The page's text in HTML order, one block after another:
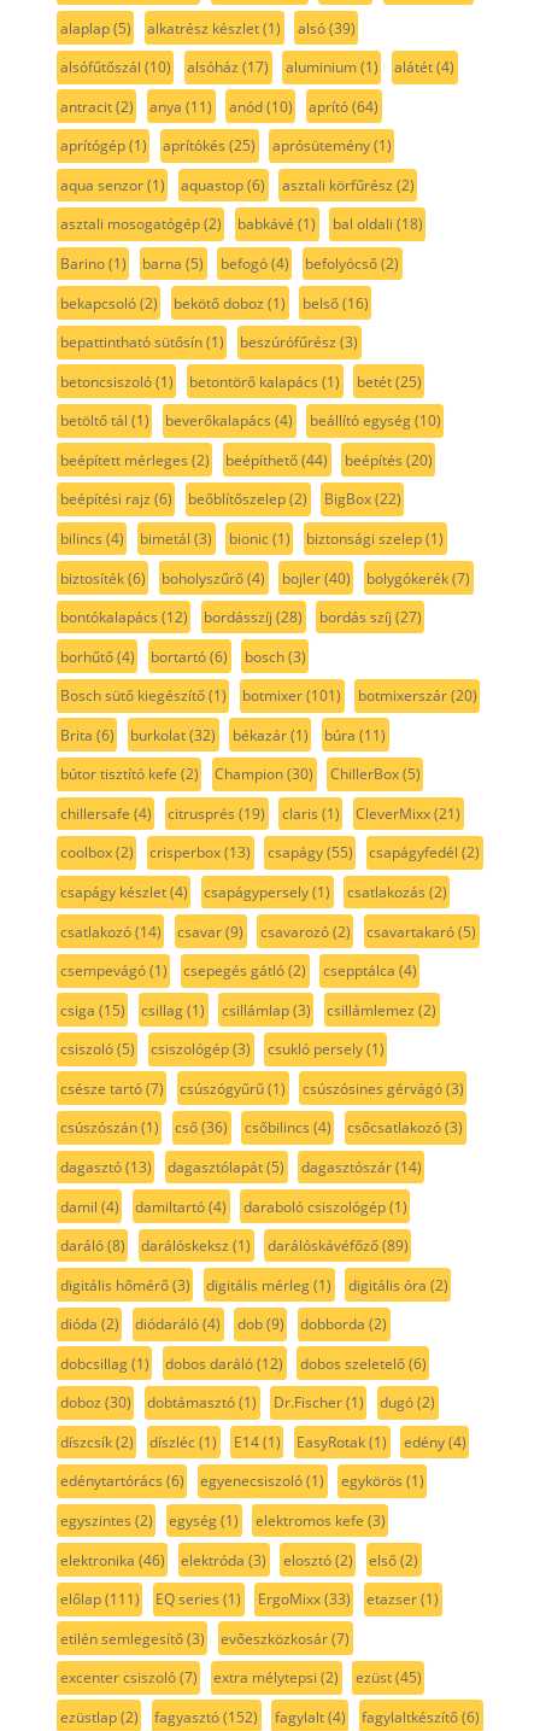
alaplap(5) alkatrész készlet(1) alsó(39)
alsófűtőszál (10) alsóház (17) aluminium(1) alátét(4)
antracit(2) anya (11) anód(10) aprító(64)
aprítógép(1) aprítókés (25) aprósütemény(1)
aqua senzor(1) aquastop(6) asztali körfűrész (2)
asztali mosogatógép(2) babkávé (1) bal oldali (18)
Barino(1) barna (5) befogó(4) befolyócső(2)
bekapcsoló(2) bekötő doboz (1) belső(16)
bepattintható sütősín(1) beszúrófűrész (3)
betoncsiszoló(1) betontörő kalapács (1) betét(25)
betöltő tál (1) beverőkalapács (4) beállító egység(10)
beépített mérleges (2) beépíthető(44) beépítés (20)
beépítési rajz (6) beőblítőszelep(2) BigBox(22)
bilincs (4) bimetál (3) bionic(1) biztonsági szelep(1)
biztosíték(6) boholyszűrő(4) bojler(40) bolygókerék(7)
bontókalapács (12) bordásszíj (28) bordás szíj (27)
borhűtő(4) bortartó(6) bosch(3)
Bosch sütő kiegészítő(1) botmixer(101) botmixerszár(20)
Brita (6) burkolat(32) békazár(1) búra (11)
bútor tisztító kefe (2) Champion(30) ChillerBox(5)
chillersafe (4) citrusprés (19) claris (1) CleverMixx(21)
coolbox(2) crisperbox(13) csapágy(55) csapágyfedél (2)
csapágy készlet(4) csapágypersely(1) csatlakozás (2)
csatlakozó(14) csavar(9) csavarozó(2) csavartakaró(5)
csempevágó(1) csepegés gátló(2) csepptálca (4)
csiga (15) csillag(1) csillámlap(3) csillámlemez (2)
csiszoló(5) csiszológép(3) csukló persely(1)
csésze tartó(7) csúszógyűrű(1) csúszósines gérvágó(3)
csúszószán(1) cső(36) csőbilincs (4) csőcsatlakozó(3)
dagasztó(13) dagasztólapát(5) dagasztószár(14)
damil (4) damiltartó(4) daraboló csiszológép(1)
daráló(8) darálóskeksz (1) darálóskávéfőző(89)
digitális hőmérő(3) digitális mérleg(1) digitális óra (2)
dióda (2) diódaráló(4) dob(9) dobborda (2)
dobcsillag(1) dobos daráló(12) dobos szeletelő(6)
doboz (30) dobtámasztó(1) Dr.Fischer(1) dugó(2)
díszcsík(2) díszléc(1) E14(1) EasyRotak(1) edény(4)
edénytartórács (6) egyenecsiszoló(1) egykörös (1)
egyszintes (2) egység(1) elektromos kefe (3)
elektronika (46) elektróda (3) elosztó(2) első(2)
előlap(111) EQ series (1) ErgoMixx(33) etazser(1)
etilén semlegesítő(3) evőeszközkosár(7)
excenter csiszoló(7) extra mélytepsi (2) ezüst(45)
ezüstlap(2) fagyasztó(152) fagylalt(4) fagylaltkészítő(6)